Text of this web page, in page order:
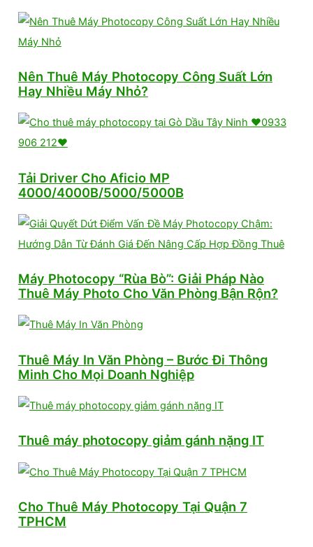
Nên Thuê Máy Photocopy Công Suất Lớn
Hay Nhiều Máy Nhỏ?
Tải Driver Cho Aficio MP
4000/4000B/5000/5000B
Máy Photocopy “Rùa Bò”: Giải Pháp Nào
Thuê Máy Photo Cho Văn Phòng Bận Rộn?
Thuê Máy In Văn Phòng – Bước Đi Thông
Minh Cho Mọi Doanh Nghiệp
Thuê máy photocopy giảm gánh nặng IT
Cho Thuê Máy Photocopy Tại Quận 7
TPHCM